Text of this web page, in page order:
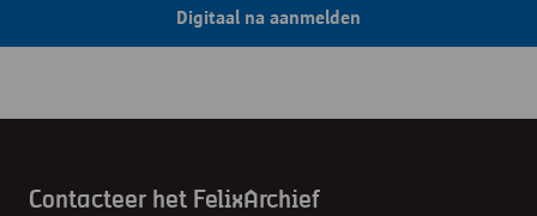
Digitaal na aanmelden
Contacteer het FelixArchief